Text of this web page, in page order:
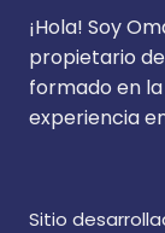
¡Hola! Soy
propietario
formado en
experiencia
Sitio